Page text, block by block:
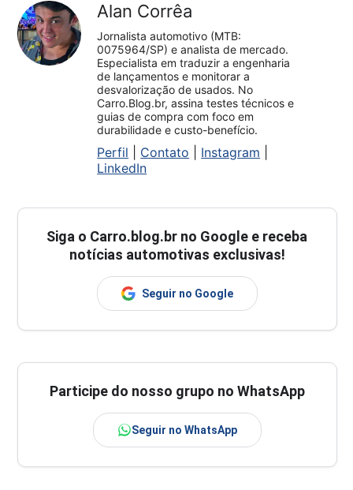
Alan Corrêa
Jornalista automotivo (MTB:
0075964/SP) e analista de mercado.
Especialista em traduzir a engenharia
de lançamentos e monitorar a
desvalorização de usados. No
Carro.Blog.br, assina testes técnicos e
guias de compra com foco em
durabilidade e custo-benefício.
Perfil Contato Instagram
LinkedIn
Siga o Carro.blog.br no Google e receba
notícias automotivas exclusivas!
Seguir no Google
Participe do nosso grupo no WhatsApp
Seguir no WhatsApp